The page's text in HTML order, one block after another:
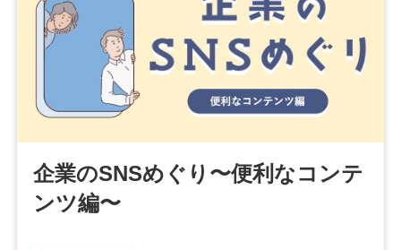
企業のSNSめぐり〜便利なコンテ
ンツ編〜